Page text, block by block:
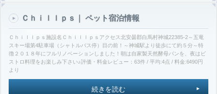
Ｃｈｉｌｌｐｓ｜ ペット宿泊情報
Ｃｈｉｌｌｐｓ施設名Ｃｈｉｌｌｐｓアクセス北安曇郡白馬村神城22385-2～五竜
スキー場第4駐車場（シャトルバス停）目の前！～神城駅より徒歩にて約５分～特
徴２０１８年にフルリノベーションしました！朝は自家製天然酵母パンを、夜はビ
ストロ料理をお楽しみ下さい♪評価・料金レビュー：63件 / 平均:4点 / 料金:6490円
より
続きを読む